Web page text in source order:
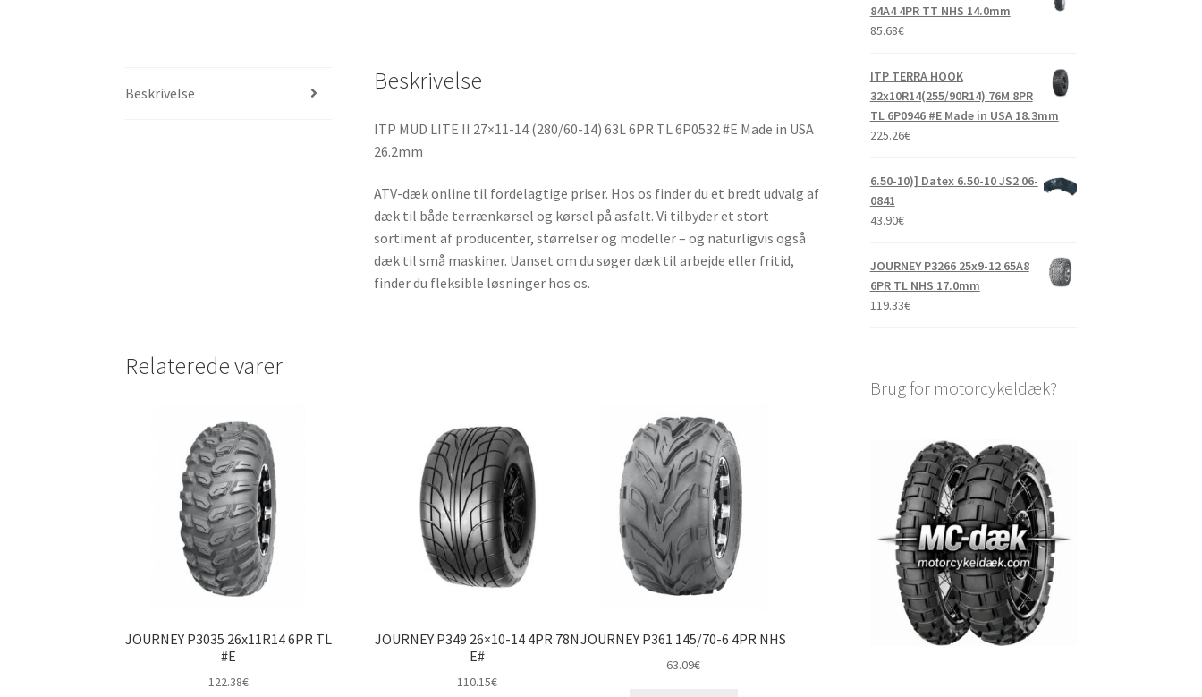
6P0532
Made
26.2mm
antal
k
Beskrivelse Beskrivelse
ITP MUD LITE II 27×11-14 (280/60-14) 63L 6PR TL 6P0532 #E Made in USA
26.2mm
ATV-dæk online til fordelagtige priser. Hos os finder du et bredt udvalg af
dæk til både terrænkørsel og kørsel på asfalt. Vi tilbyder et stort
sortiment af producenter, størrelser og modeller – og naturligvis også
dæk til små maskiner. Uanset om du søger dæk til arbejde eller fritid,
finder du fleksible løsninger hos os.
Relaterede varer
JOURNEY P3035 26x11R14 6PR TL
#E
122.38€
JOURNEY P349 26×10-14 4PR 78N
E#
110.15€
JOURNEY P361 145/70-6 4PR NHS
63.09€
84A4 4PR TT NHS 14.0mm
85.68€
ITP TERRA HOOK
32x10R14(255/90R14) 76M 8PR
TL 6P0946 #E Made in USA 18.3mm
225.26€
6.50-10)] Datex 6.50-10 JS2 06-
0841
43.90€
JOURNEY P3266 25x9-12 65A8
6PR TL NHS 17.0mm
119.33€
Brug for motorcykeldæk?